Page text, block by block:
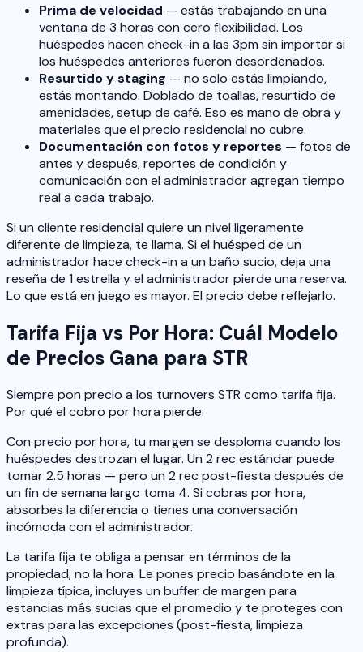
Prima de velocidad — estás trabajando en una
ventana de 3 horas con cero flexibilidad. Los
huéspedes hacen check-in a las 3pm sin importar si
los huéspedes anteriores fueron desordenados.
Resurtido y staging — no solo estás limpiando,
estás montando. Doblado de toallas, resurtido de
amenidades, setup de café. Eso es mano de obra y
materiales que el precio residencial no cubre.
Documentación con fotos y reportes — fotos de
antes y después, reportes de condición y
comunicación con el administrador agregan tiempo
real a cada trabajo.
Si un cliente residencial quiere un nivel ligeramente
diferente de limpieza, te llama. Si el huésped de un
administrador hace check-in a un baño sucio, deja una
reseña de 1 estrella y el administrador pierde una reserva.
Lo que está en juego es mayor. El precio debe reflejarlo.
Tarifa Fija vs Por Hora: Cuál Modelo
de Precios Gana para STR
Siempre pon precio a los turnovers STR como tarifa fija.
Por qué el cobro por hora pierde:
Con precio por hora, tu margen se desploma cuando los
huéspedes destrozan el lugar. Un 2 rec estándar puede
tomar 2.5 horas — pero un 2 rec post-fiesta después de
un fin de semana largo toma 4. Si cobras por hora,
absorbes la diferencia o tienes una conversación
incómoda con el administrador.
La tarifa fija te obliga a pensar en términos de la
propiedad, no la hora. Le pones precio basándote en la
limpieza típica, incluyes un buffer de margen para
estancias más sucias que el promedio y te proteges con
extras para las excepciones (post-fiesta, limpieza
profunda).